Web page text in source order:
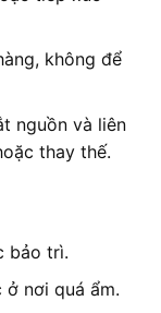
không để
nguồn và liên
thay thế.
bảo trì.
nơi quá ẩm.